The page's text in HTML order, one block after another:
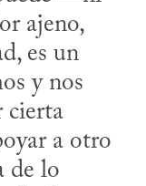
ajeno,
es un
y nos
cierta
a otro
de lo